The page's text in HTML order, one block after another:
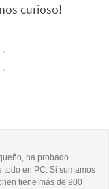
curioso!
ha probado
en PC. Si sumamos
tiene más de 900